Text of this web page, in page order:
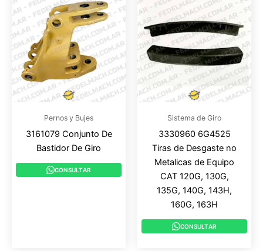
Pernos y Bujes
3161079 Conjunto De
Bastidor De Giro
CONSULTAR
Sistema de Giro
3330960 6G4525
Tiras de Desgaste no
Metalicas de Equipo
CAT 120G, 130G,
135G, 140G, 143H,
160G, 163H
CONSULTAR